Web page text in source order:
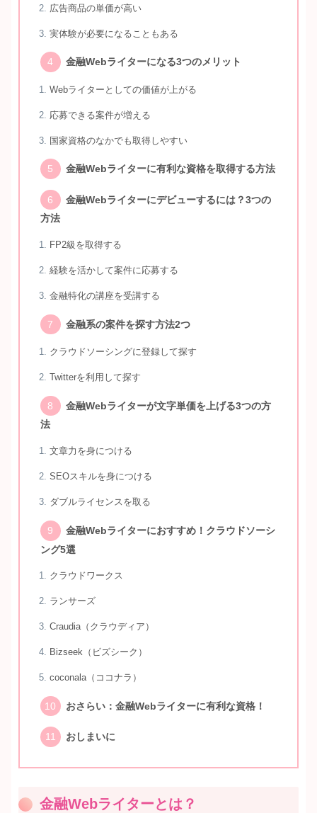
広告商品の単価が高い
実体験が必要になることもある
金融Webライターになる3つのメリット
Webライターとしての価値が上がる
応募できる案件が増える
国家資格のなかでも取得しやすい
金融Webライターに有利な資格を取得する方法
金融Webライターにデビューするには？3つの
方法
FP2級を取得する
経験を活かして案件に応募する
金融特化の講座を受講する
金融系の案件を探す方法2つ
クラウドソーシングに登録して探す
Twitterを利用して探す
金融Webライターが文字単価を上げる3つの方
法
文章力を身につける
SEOスキルを身につける
ダブルライセンスを取る
金融Webライターにおすすめ！クラウドソーシ
ング5選
クラウドワークス
ランサーズ
Craudia（クラウディア）
Bizseek（ビズシーク）
coconala（ココナラ）
おさらい：金融Webライターに有利な資格！
おしまいに
金融Webライターとは？